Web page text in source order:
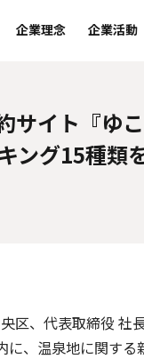
企業理念 企業活動
イト『ゆ
ング15種類
区、代表取締役
に、温泉地に関する